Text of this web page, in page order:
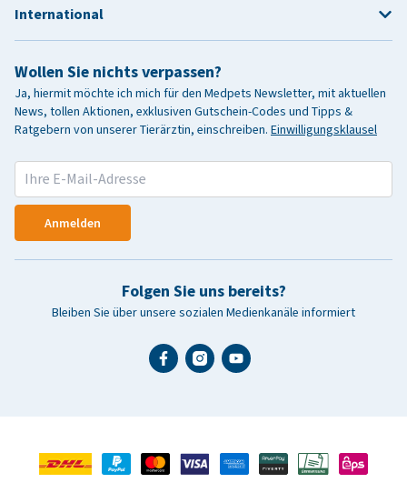
Wollen Sie nichts verpassen?
Ja, hiermit möchte ich mich für den Medpets Newsletter, mit aktuellen
News, tollen Aktionen, exklusiven Gutschein-Codes und Tipps &
Ratgebern von unserer Tierärztin, einschreiben. Einwilligungsklausel
Anmelden
Folgen Sie uns bereits?
Bleiben Sie über unsere sozialen Medienkanäle informiert
International